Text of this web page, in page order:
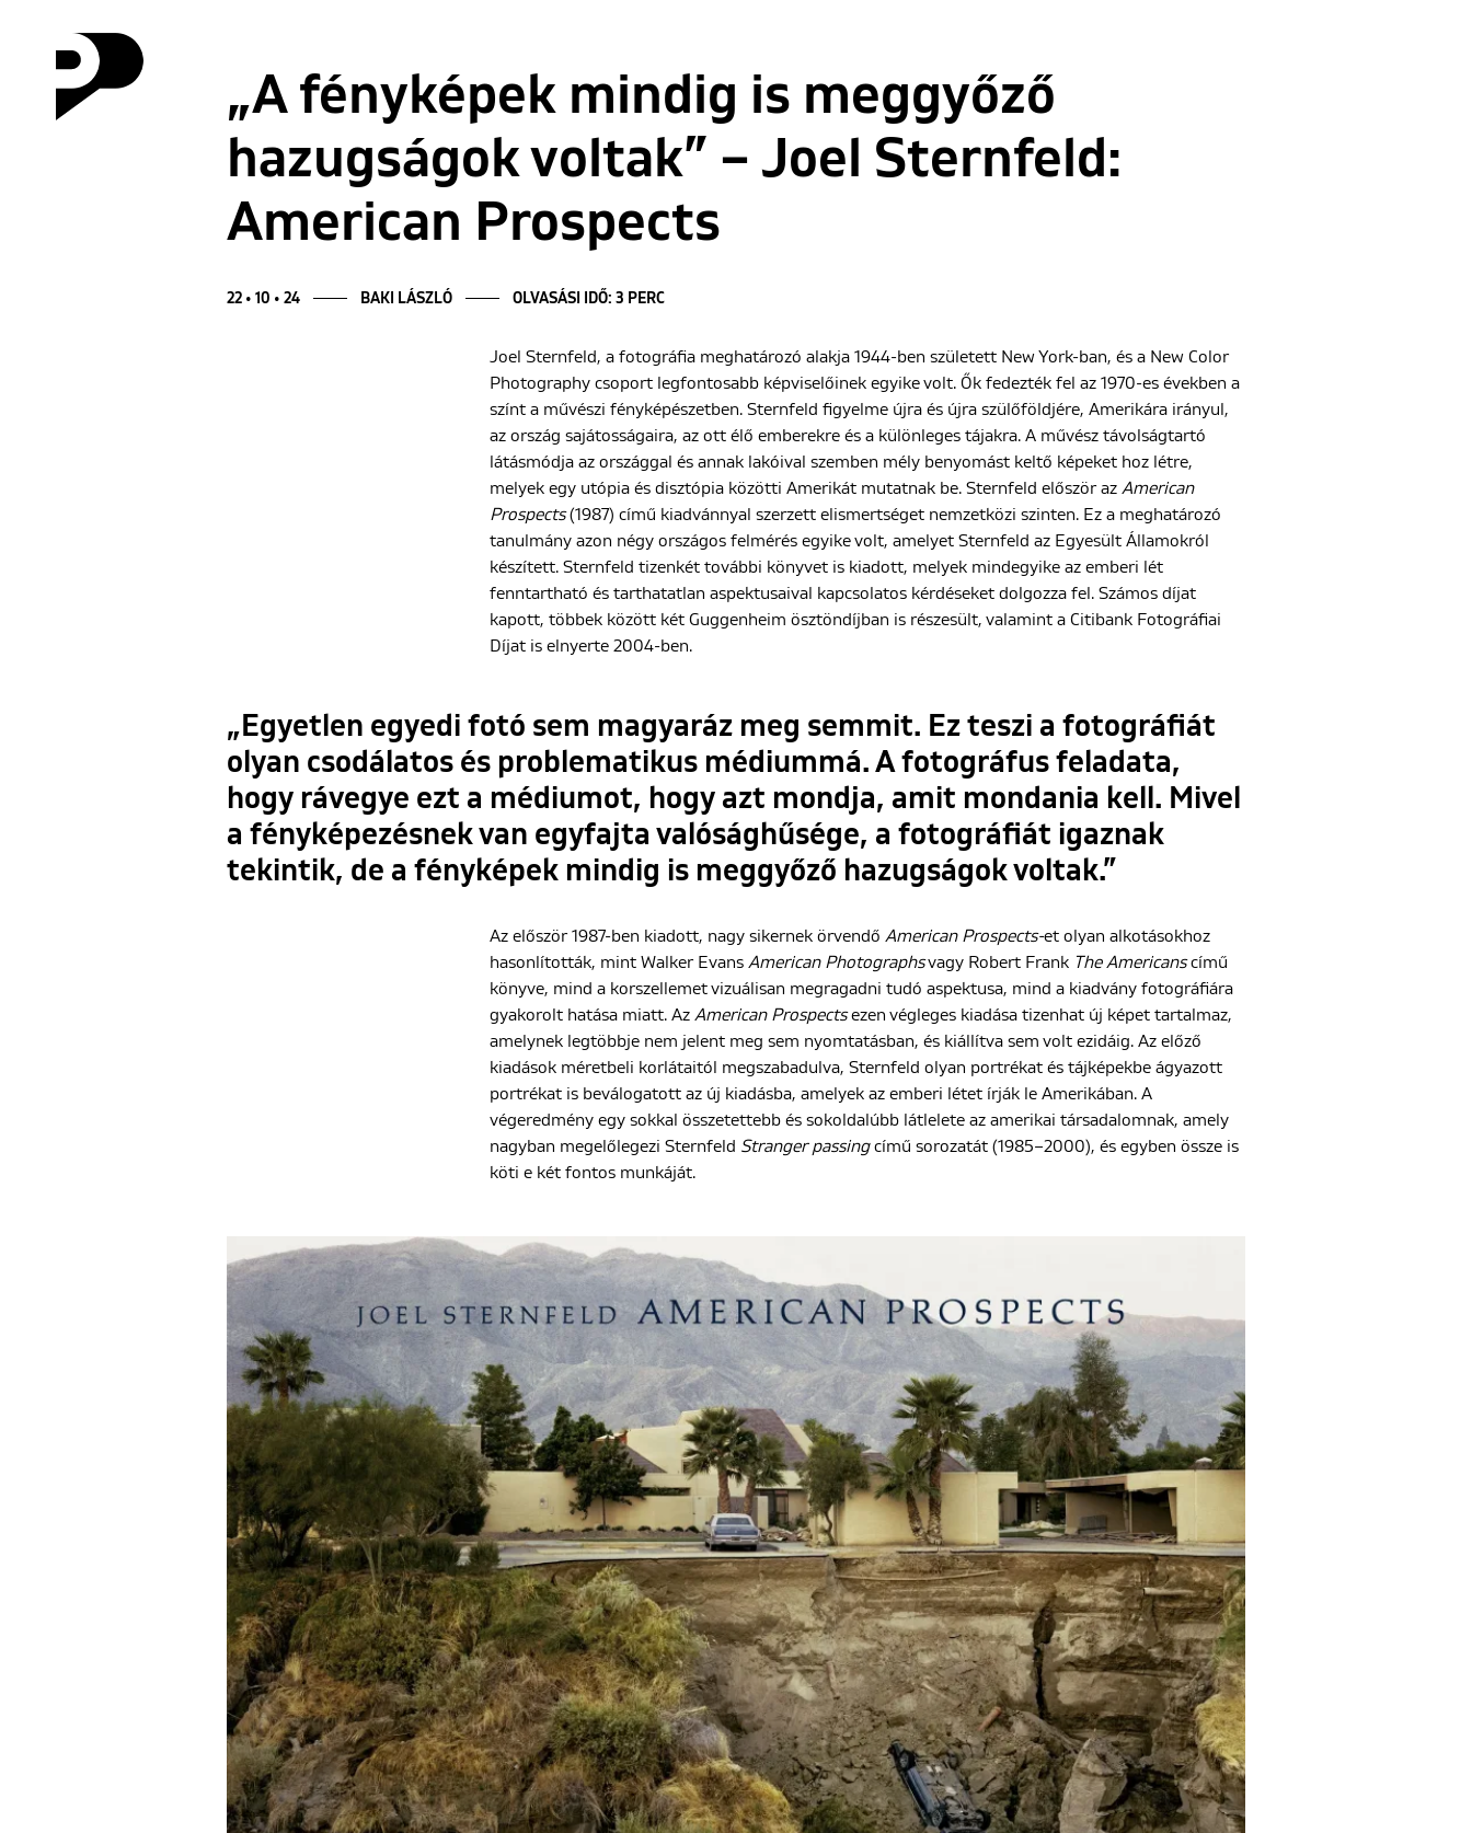
„A fényképek mindig is meggyőző
hazugságok voltak” – Joel Sternfeld:
American Prospects
22 • 10 • 24 BAKI LÁSZLÓ OLVASÁSI IDŐ: 3 PERC
Joel Sternfeld, a fotográfia meghatározó alakja 1944-ben született New York-ban, és a New Color
Photography csoport legfontosabb képviselőinek egyike volt. Ők fedezték fel az 1970-es években a
színt a művészi fényképészetben. Sternfeld figyelme újra és újra szülőföldjére, Amerikára irányul,
az ország sajátosságaira, az ott élő emberekre és a különleges tájakra. A művész távolságtartó
látásmódja az országgal és annak lakóival szemben mély benyomást keltő képeket hoz létre,
melyek egy utópia és disztópia közötti Amerikát mutatnak be. Sternfeld először az American
Prospects(1987) című kiadvánnyal szerzett elismertséget nemzetközi szinten. Ez a meghatározó
tanulmány azon négy országos felmérés egyike volt, amelyet Sternfeld az Egyesült Államokról
készített. Sternfeld tizenkét további könyvet is kiadott, melyek mindegyike az emberi lét
fenntartható és tarthatatlan aspektusaival kapcsolatos kérdéseket dolgozza fel. Számos díjat
kapott, többek között két Guggenheim ösztöndíjban is részesült, valamint a Citibank Fotográfiai
Díjat is elnyerte 2004-ben.
„Egyetlen egyedi fotó sem magyaráz meg semmit. Ez teszi a fotográfiát
olyan csodálatos és problematikus médiummá. A fotográfus feladata,
hogy rávegye ezt a médiumot, hogy azt mondja, amit mondania kell. Mivel
a fényképezésnek van egyfajta valósághűsége, a fotográfiát igaznak
tekintik, de a fényképek mindig is meggyőző hazugságok voltak.”
Az először 1987-ben kiadott, nagy sikernek örvendő American Prospects-et olyan alkotásokhoz
hasonlították, mint Walker Evans American Photographsvagy Robert Frank The Americanscímű
könyve, mind a korszellemet vizuálisan megragadni tudó aspektusa, mind a kiadvány fotográfiára
gyakorolt hatása miatt. Az American Prospectsezen végleges kiadása tizenhat új képet tartalmaz,
amelynek legtöbbje nem jelent meg sem nyomtatásban, és kiállítva sem volt ezidáig. Az előző
kiadások méretbeli korlátaitól megszabadulva, Sternfeld olyan portrékat és tájképekbe ágyazott
portrékat is beválogatott az új kiadásba, amelyek az emberi létet írják le Amerikában. A
végeredmény egy sokkal összetettebb és sokoldalúbb látlelete az amerikai társadalomnak, amely
nagyban megelőlegezi Sternfeld Stranger passingcímű sorozatát (1985–2000), és egyben össze is
köti e két fontos munkáját.